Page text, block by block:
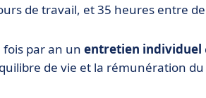
de travail, et 35 heures entre
par an un entretien individuel
de vie et la rémunération du